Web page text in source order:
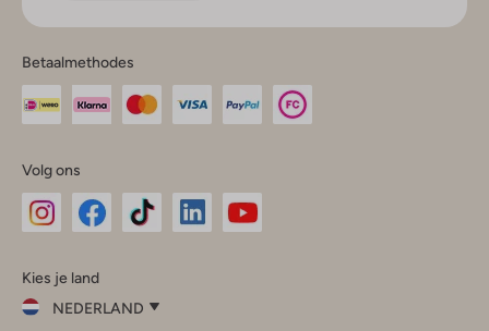
Betaalmethodes
Volg ons
InstagramFacebook
Kies je land
NEDERLAND